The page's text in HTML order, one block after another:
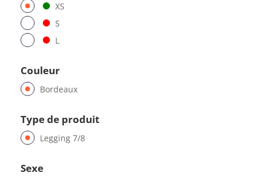
XS
S
L
Couleur
Bordeaux
Type de produit
Legging 7/8
Sexe